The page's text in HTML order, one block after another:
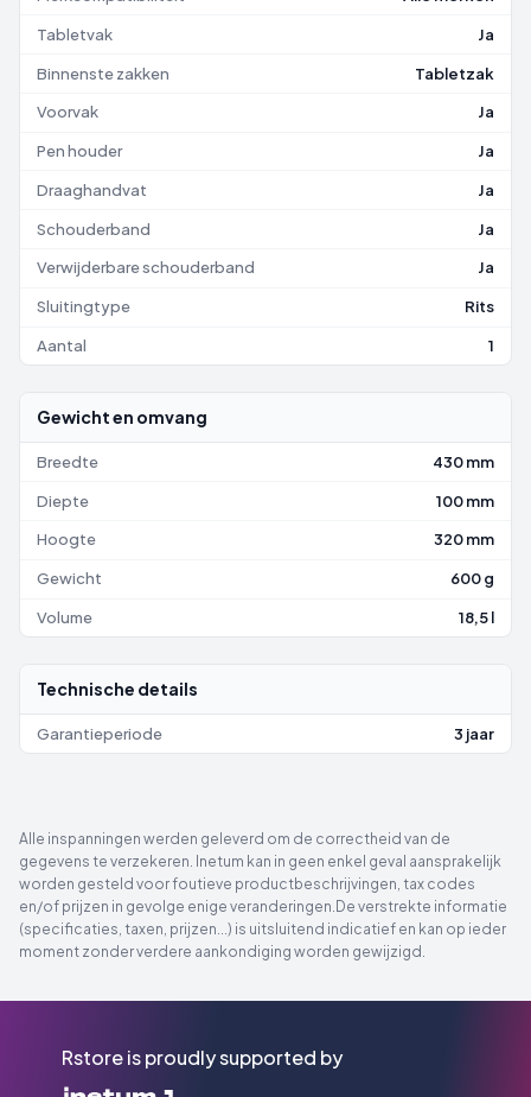
Tabletvak Ja
Binnenste zakken Tabletzak
Voorvak Ja
Pen houder Ja
Draaghandvat Ja
Schouderband Ja
Verwijderbare schouderband Ja
Sluitingtype Rits
Aantal 1
Gewicht en omvang
Breedte 430 mm
Diepte 100 mm
Hoogte 320 mm
Gewicht 600 g
Volume 18,5 l
Technische details
Garantieperiode 3 jaar
Alle inspanningen werden geleverd om de correctheid van de
gegevens te verzekeren. Inetum kan in geen enkel geval aansprakelijk
worden gesteld voor foutieve productbeschrijvingen, tax codes
en/of prijzen in gevolge enige veranderingen.De verstrekte informatie
(specificaties, taxen, prijzen...) is uitsluitend indicatief en kan op ieder
moment zonder verdere aankondiging worden gewijzigd.
Rstore is proudly supported by